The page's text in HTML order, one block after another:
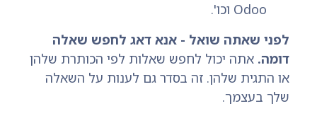
Odoo וכו'.
לפני שאתה שואל - אנא דאג לחפש שאלה
דומה. אתה יכול לחפש שאלות לפי הכותרת שלהן
או התגית שלהן. זה בסדר גם לענות על השאלה
שלך בעצמך.